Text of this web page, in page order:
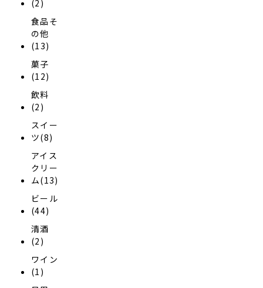
(2)
食品そ
の他
(13)
菓子
(12)
飲料
(2)
スイー
ツ(8)
アイス
クリー
ム(13)
ビール
(44)
清酒
(2)
ワイン
(1)